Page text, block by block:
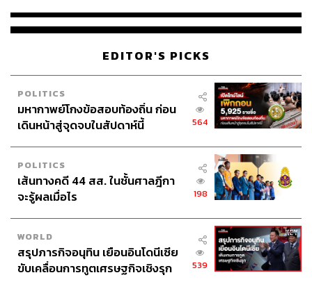
EDITOR'S PICKS
POLITICS
มหากาพย์โกงข้อสอบท้องถิ่น ก่อน
เดินหน้าสู่จุดจบในสัปดาห์นี้
564
POLITICS
เส้นทางคดี 44 สส. ในชั้นศาลฎีกา
จะรู้ผลเมื่อไร
198
WORLD
สรุปภารกิจอนุทิน เยือนอินโดนีเซีย
ขับเคลื่อนการทูตเศรษฐกิจเชิงรุก
539